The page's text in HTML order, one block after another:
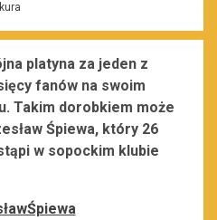
platyna za jeden z
fanów na swoim
Takim dorobkiem może
Śpiewa, który 26
w sopockim klubie